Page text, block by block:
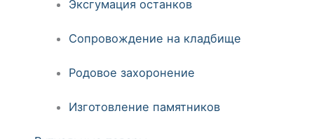
Эксгумация останков
Сопровождение на кладбище
Родовое захоронение
Изготовление памятников